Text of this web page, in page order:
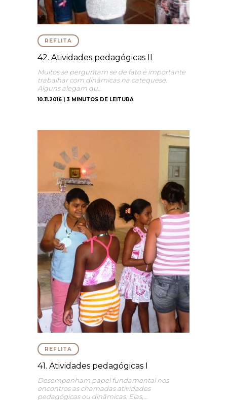
REFLITA
42. Atividades pedagógicas II
Muitos se perguntam se de fato é importante
trabalhar com dinâmicas na catequese.
Alguns alegam qu…
10.11.2016 | 3 MINUTOS DE LEITURA
REFLITA
41. Atividades pedagógicas I
Desempenham papel fundamental nos
encontros as chamadas atividades
pedagógicas ou dinâmicas. Elas,…